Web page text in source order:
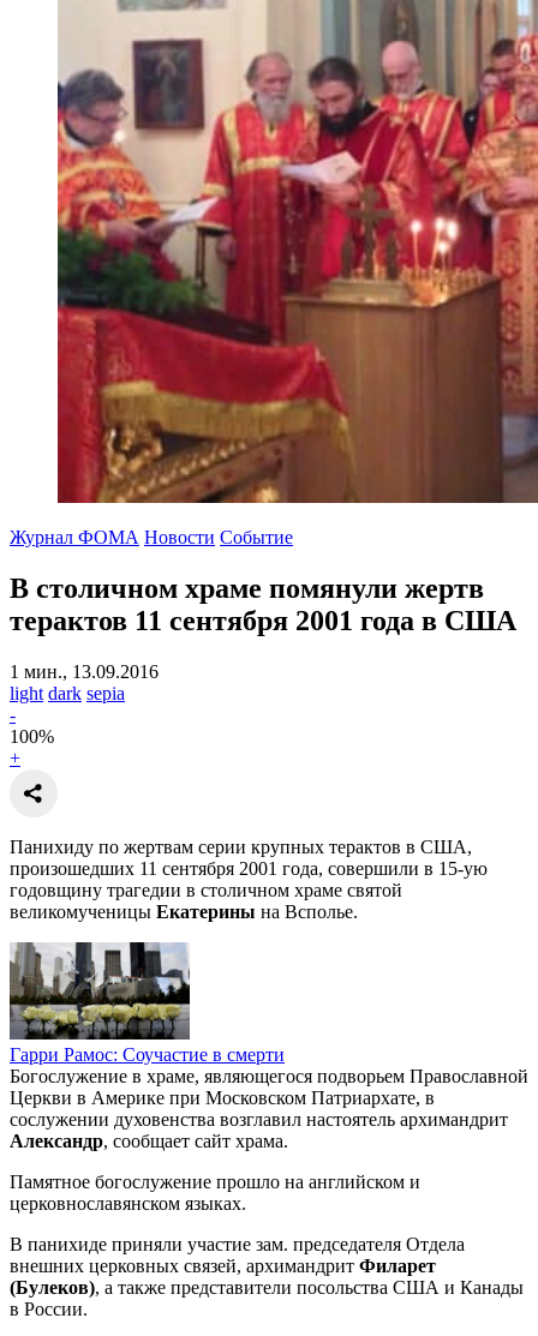
Журнал ФОМА Новости Событие
В столичном храме помянули жертв
терактов 11 сентября 2001 года в США
1 мин., 13.09.2016
light dark sepia
-
100%
+
Панихиду по жертвам серии крупных терактов в США,
произошедших 11 сентября 2001 года, совершили в 15-ую
годовщину трагедии в столичном храме святой
великомученицы Екатерины на Всполье.
Гарри Рамос: Соучастие в смерти
Богослужение в храме, являющегося подворьем Православной
Церкви в Америке при Московском Патриархате, в
сослужении духовенства возглавил настоятель архимандрит
Александр, сообщает сайт храма.
Памятное богослужение прошло на английском и
церковнославянском языках.
В панихиде приняли участие зам. председателя Отдела
внешних церковных связей, архимандрит Филарет
(Булеков), а также представители посольства США и Канады
в России.